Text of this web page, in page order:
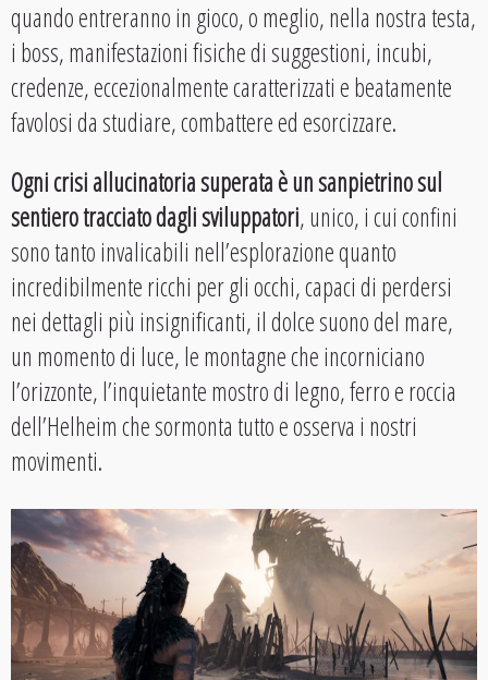
quando entreranno in gioco, o meglio, nella nostra testa,
i boss, manifestazioni fisiche di suggestioni, incubi,
credenze, eccezionalmente caratterizzati e beatamente
favolosi da studiare, combattere ed esorcizzare.
Ogni crisi allucinatoria superata è un sanpietrino sul
sentiero tracciato dagli sviluppatori, unico, i cui confini
sono tanto invalicabili nell’esplorazione quanto
incredibilmente ricchi per gli occhi, capaci di perdersi
nei dettagli più insignificanti, il dolce suono del mare,
un momento di luce, le montagne che incorniciano
l’orizzonte, l’inquietante mostro di legno, ferro e roccia
dell’Helheim che sormonta tutto e osserva i nostri
movimenti.